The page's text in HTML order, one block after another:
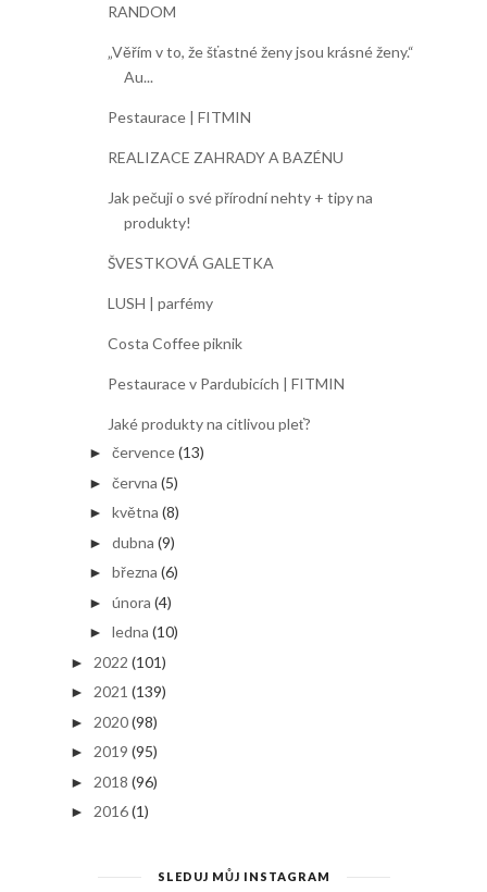
RANDOM
„Věřím v to, že šťastné ženy jsou krásné ženy.“
Au...
Pestaurace | FITMIN
REALIZACE ZAHRADY A BAZÉNU
Jak pečuji o své přírodní nehty + tipy na
produkty!
ŠVESTKOVÁ GALETKA
LUSH | parfémy
Costa Coffee piknik
Pestaurace v Pardubicích | FITMIN
Jaké produkty na citlivou pleť?
► července(13)
► června (5)
► května (8)
► dubna (9)
► března (6)
► února (4)
► ledna (10)
► 2022 (101)
► 2021 (139)
► 2020(98)
► 2019 (95)
► 2018 (96)
► 2016(1)
SLEDUJ MŮJ INSTAGRAM